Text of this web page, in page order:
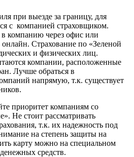
при выезде за границу, для
с компанией страховщиком.
в компанию через офис или
онлайн. Страхование по «Зеленой
и физических лиц.
компании, расположенные
Лучше обраться в
напрямую, т.к. существует
приоритет компаниям со
Не стоит рассматривать
т.к. их надежность под
на степень защиты на
карту можно на специальном
средств.